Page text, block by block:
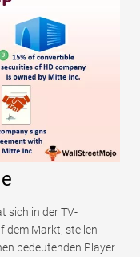
sich in der TV-
dem Markt, stellen
bedeutenden Player